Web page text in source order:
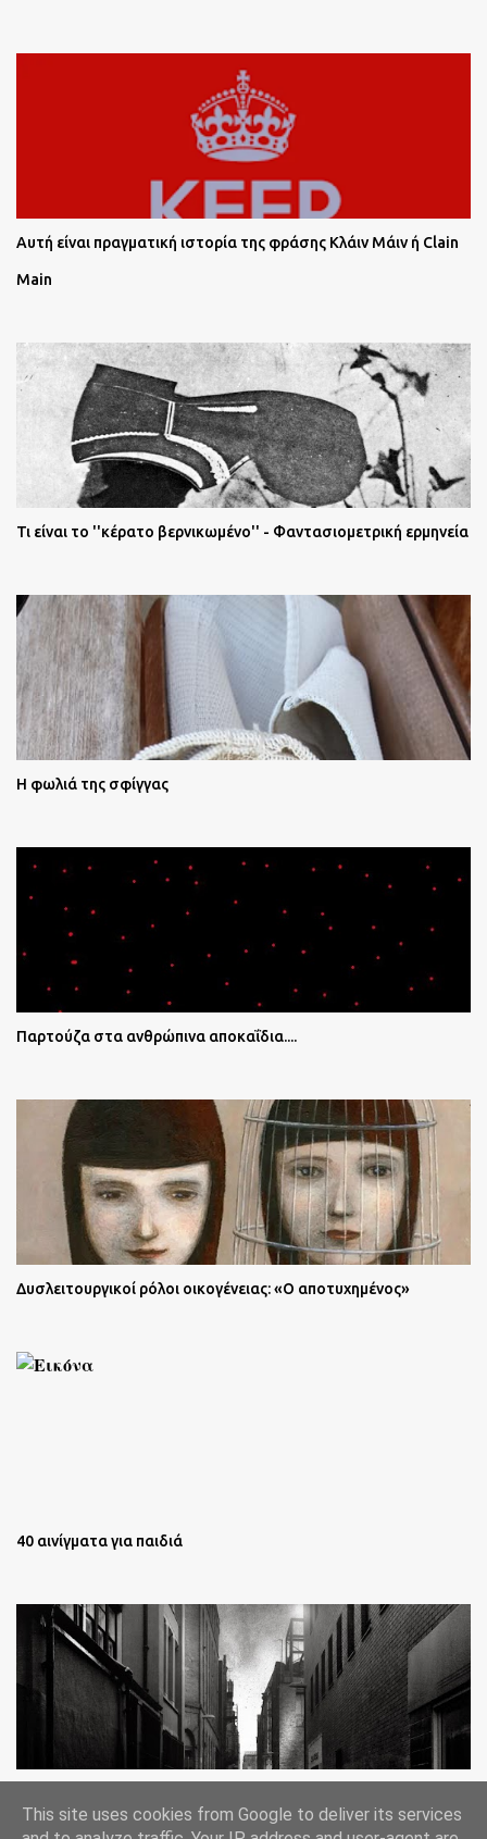
Αυτή είναι πραγματική ιστορία της φράσης Κλάιν Μάιν ή Clain
Main
Τι είναι το ''κέρατο βερνικωμένο'' - Φαντασιομετρική ερμηνεία
Η φωλιά της σφίγγας
Παρτούζα στα ανθρώπινα αποκαΐδια....
Δυσλειτουργικοί ρόλοι οικογένειας: «Ο αποτυχημένος»
40 αινίγματα για παιδιά
Lee Jeffries
This site uses cookies from Google to deliver its services